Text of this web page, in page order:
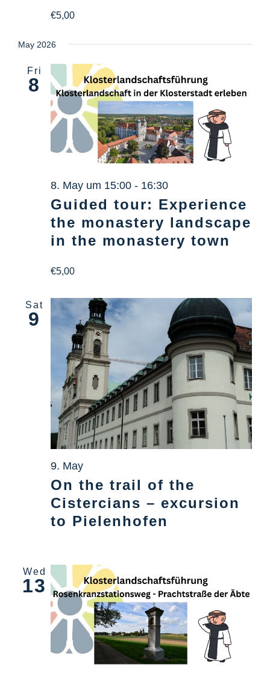
€5,00
May 2026
Fri
8
8. May um 15:00 - 16:30
Guided tour: Experience
the monastery landscape
in the monastery town
€5,00
Sat
9
9. May
On the trail of the
Cistercians – excursion
to Pielenhofen
Wed
13